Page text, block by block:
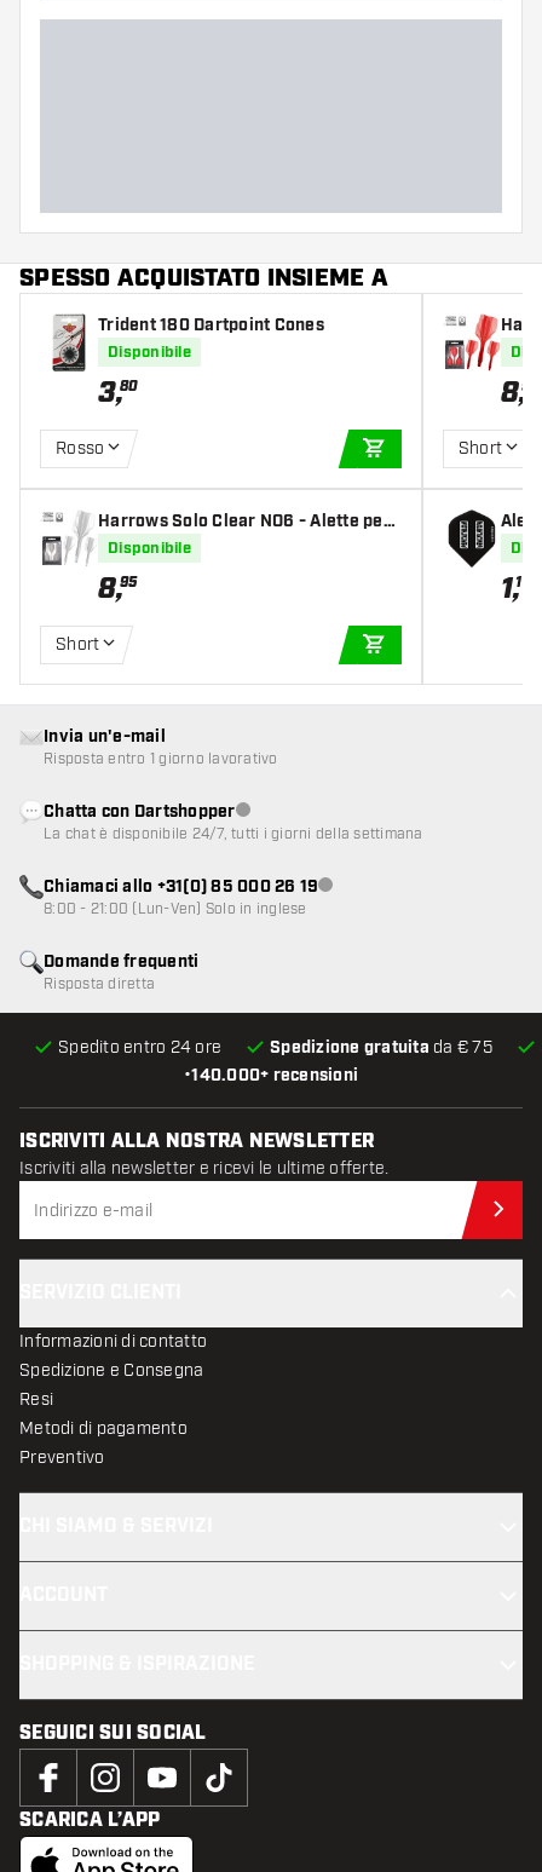
SPESSO ACQUISTATO INSIEME A
Trident 180 Dartpoint Cones
Disponibile
3,80
Rosso
AGGIUNGI AL
Harrows Solo Clear NO6 - Alette per
Freccette
Disponibile
8,95
Short
8,95
Short
1,10
•140.000+ recensioni
Spedito entro 24 ore Spedizione gratuita da € 75
Domande frequenti
Risposta diretta
Invia un'e-mail
Risposta entro 1 giorno lavorativo
Chatta con DartshopperServizio clienti non disponibile
La chat è disponibile 24/7, tutti i giorni della settimana
Chiamaci allo +31(0) 85 000 26 19Servizio clienti non disponibile
8:00 - 21:00 (Lun-Ven) Solo in inglese
ISCRIVITI ALLA NOSTRA NEWSLETTER
Iscriviti alla newsletter e ricevi le ultime offerte.
Informazioni di contatto
Spedizione e Consegna
Resi
Metodi di pagamento
Preventivo
SEGUICI SUI SOCIAL
SCARICA L’APP